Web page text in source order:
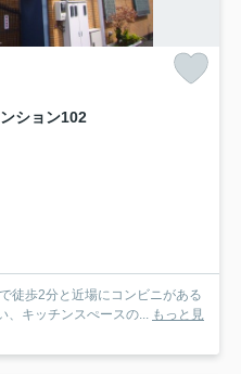
ション102
徒歩2分と近場にコンビニがある
、キッチンスぺースの... もっと見